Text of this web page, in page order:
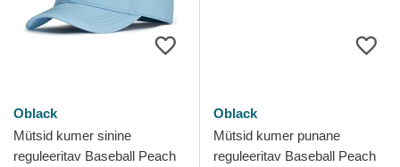
Oblack
Mütsid kumer sinine
reguleeritav Baseball Peach
Oblack
Mütsid kumer punane
reguleeritav Baseball Peach